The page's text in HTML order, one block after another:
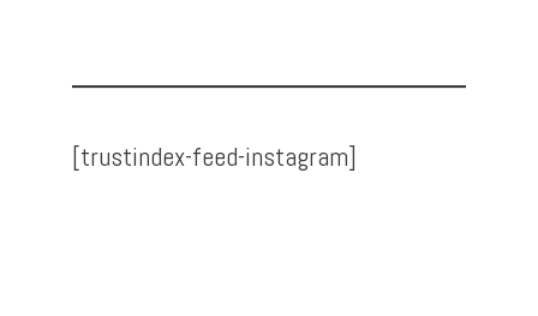
[trustindex-feed-instagram]